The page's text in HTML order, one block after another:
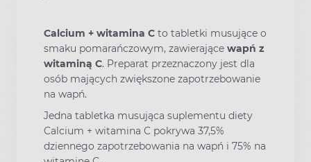
Calcium + witamina C to tabletki musujące o
smaku pomarańczowym, zawierające wapń z
witaminą C. Preparat przeznaczony jest dla
osób mających zwiększone zapotrzebowanie
na wapń.
Jedna tabletka musująca suplementu diety
Calcium + witamina C pokrywa 37,5%
dziennego zapotrzebowania na wapń i 75% na